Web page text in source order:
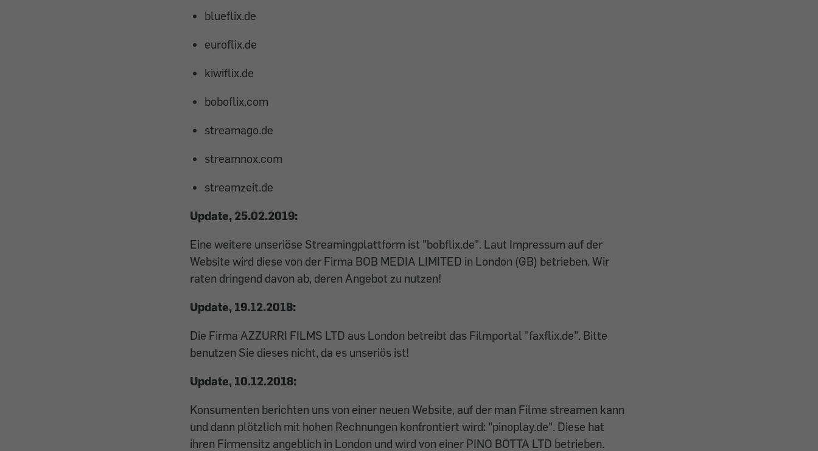
blueflix.de
euroflix.de
kiwiflix.de
boboflix.com
streamago.de
streamnox.com
streamzeit.de
Update, 25.02.2019:
Eine weitere unseriöse Streamingplattform ist "bobflix.de". Laut Impressum auf der
Website wird diese von der Firma BOB MEDIA LIMITED in London (GB) betrieben. Wir
raten dringend davon ab, deren Angebot zu nutzen!
Update, 19.12.2018:
Die Firma AZZURRI FILMS LTD aus London betreibt das Filmportal "faxflix.de". Bitte
benutzen Sie dieses nicht, da es unseriös ist!
Update, 10.12.2018:
Konsumenten berichten uns von einer neuen Website, auf der man Filme streamen kann
und dann plötzlich mit hohen Rechnungen konfrontiert wird: "pinoplay.de". Diese hat
ihren Firmensitz angeblich in London und wird von einer PINO BOTTA LTD betrieben.